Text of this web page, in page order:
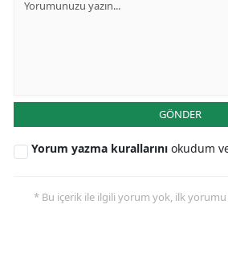
GÖNDER
Yorum yazma kurallarını okudum
* Bu içerik ile ilgili yorum yok, ilk yorumu